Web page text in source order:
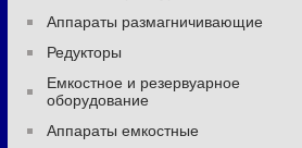
Аппараты размагничивающие
Редукторы
Емкостное и резервуарное
оборудование
Аппараты емкостные